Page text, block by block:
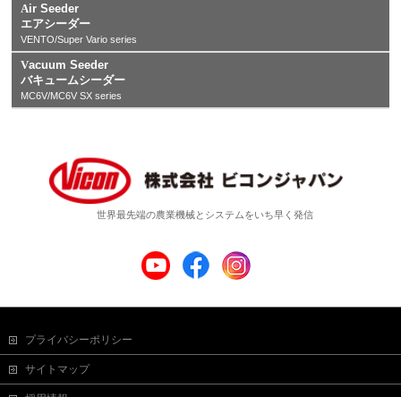
Air Seeder
エアシーダー
VENTO/Super Vario series
Vacuum Seeder
バキュームシーダー
MC6V/MC6V SX series
世界最先端の農業機械とシステムをいち早く発信
プライバシーポリシー
サイトマップ